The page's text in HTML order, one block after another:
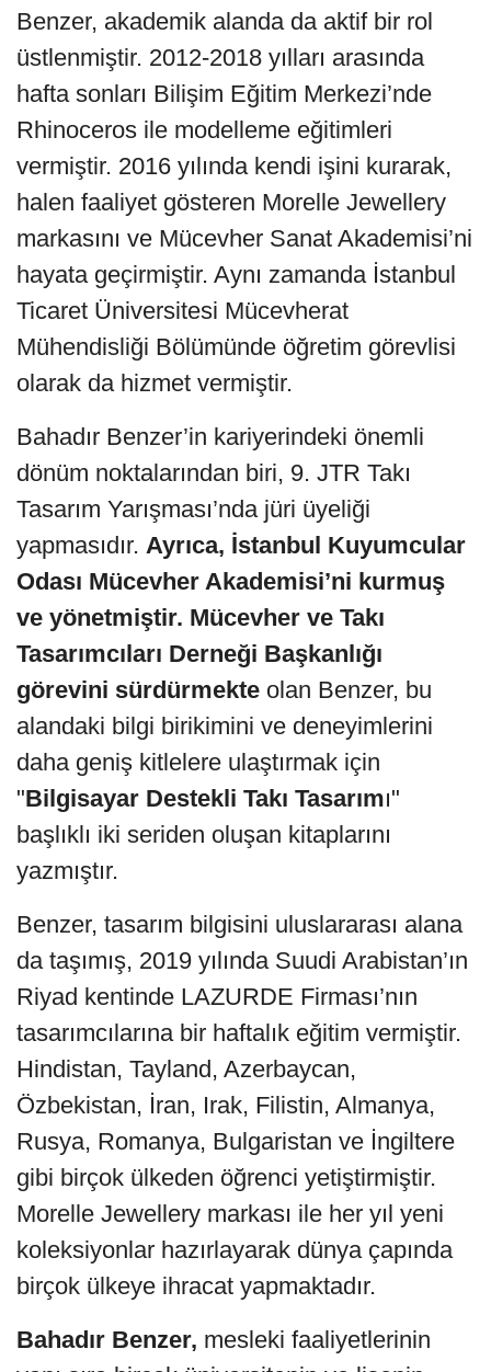
Benzer, akademik alanda da aktif bir rol
üstlenmiştir. 2012-2018 yılları arasında
hafta sonları Bilişim Eğitim Merkezi’nde
Rhinoceros ile modelleme eğitimleri
vermiştir. 2016 yılında kendi işini kurarak,
halen faaliyet gösteren Morelle Jewellery
markasını ve Mücevher Sanat Akademisi’ni
hayata geçirmiştir. Aynı zamanda İstanbul
Ticaret Üniversitesi Mücevherat
Mühendisliği Bölümünde öğretim görevlisi
olarak da hizmet vermiştir.
Bahadır Benzer’in kariyerindeki önemli
dönüm noktalarından biri, 9. JTR Takı
Tasarım Yarışması’nda jüri üyeliği
yapmasıdır. Ayrıca, İstanbul Kuyumcular
Odası Mücevher Akademisi’ni kurmuş
ve yönetmiştir. Mücevher ve Takı
Tasarımcıları Derneği Başkanlığı
görevini sürdürmekte olan Benzer, bu
alandaki bilgi birikimini ve deneyimlerini
daha geniş kitlelere ulaştırmak için
"Bilgisayar Destekli Takı Tasarımı"
başlıklı iki seriden oluşan kitaplarını
yazmıştır.
Benzer, tasarım bilgisini uluslararası alana
da taşımış, 2019 yılında Suudi Arabistan’ın
Riyad kentinde LAZURDE Firması’nın
tasarımcılarına bir haftalık eğitim vermiştir.
Hindistan, Tayland, Azerbaycan,
Özbekistan, İran, Irak, Filistin, Almanya,
Rusya, Romanya, Bulgaristan ve İngiltere
gibi birçok ülkeden öğrenci yetiştirmiştir.
Morelle Jewellery markası ile her yıl yeni
koleksiyonlar hazırlayarak dünya çapında
birçok ülkeye ihracat yapmaktadır.
Bahadır Benzer, mesleki faaliyetlerinin